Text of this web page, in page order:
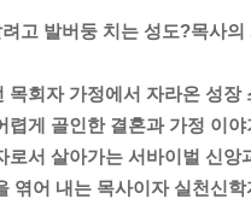
고 발버둥 치는 성도?목사
목회자 가정에서 자라온 성장
렵게 골인한 결혼과 가정 이야
로서 살아가는 서바이벌 신앙
엮어 내는 목사이자 실천신